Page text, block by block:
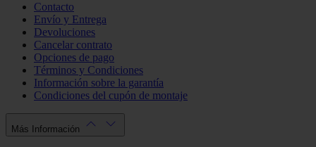
Contacto
Envío y Entrega
Devoluciones
Cancelar contrato
Opciones de pago
Términos y Condiciones
Información sobre la garantía
Condiciones del cupón de montaje
Más Información